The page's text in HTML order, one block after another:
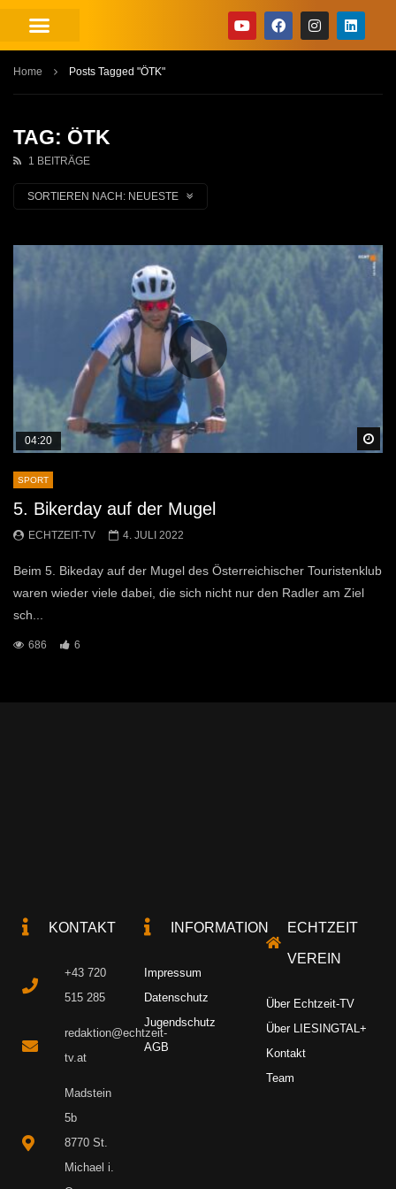
Home Posts Tagged "ÖTK"
TAG: ÖTK
1 BEITRÄGE
SORTIEREN NACH: NEUESTE
04:20
SPORT
5. Bikerday auf der Mugel
ECHTZEIT-TV 4. JULI 2022
Beim 5. Bikeday auf der Mugel des Österreichischer Touristenklub
waren wieder viele dabei, die sich nicht nur den Radler am Ziel
sch...
686 6
KONTAKT
+43 720
515 285
redaktion@echtzeit-
tv.at
Madstein
5b
8770 St.
Michael i.
INFORMATION
Impressum
Datenschutz
Jugendschutz
AGB
ECHTZEIT
VEREIN
Über Echtzeit-TV
Über LIESINGTAL+
Kontakt
Team